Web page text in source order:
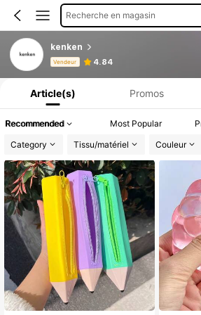
Recherche en magasin
kenken
Vendeur 4.84
Informations produit : Divulgation des prix,
Article(s) Promos
Recommended Most Popular
Category
Tissu/matériel Couleur